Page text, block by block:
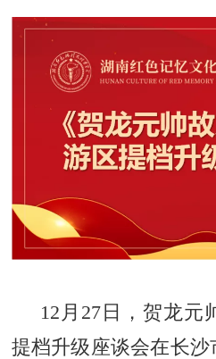
12月27日，贺龙元
提档升级座谈会在长